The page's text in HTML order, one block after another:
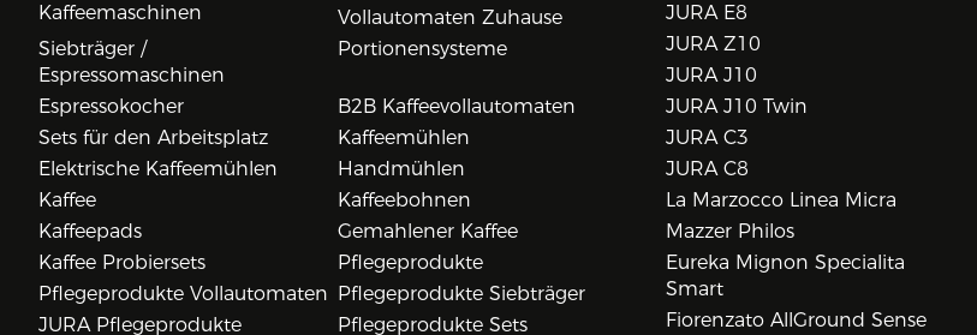
Kaffeemaschinen
Vollautomaten Zuhause
Siebträger /
Espressomaschinen
Portionensysteme
Espressokocher
B2B Kaffeevollautomaten
Sets für den Arbeitsplatz
Kaffeemühlen
Elektrische Kaffeemühlen
Handmühlen
Kaffee
Kaffeebohnen
Kaffeepads
Gemahlener Kaffee
Kaffee Probiersets
Pflegeprodukte
Pflegeprodukte Vollautomaten
Pflegeprodukte Siebträger
JURA Pflegeprodukte
Pflegeprodukte Sets
JURA E8
JURA Z10
JURA J10
JURA J10 Twin
JURA C3
JURA C8
La Marzocco Linea Micra
Mazzer Philos
Eureka Mignon Specialita
Smart
Fiorenzato AllGround Sense